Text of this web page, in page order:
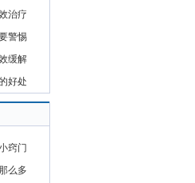
治疗
警惕
缓解
好处
窍门
么多